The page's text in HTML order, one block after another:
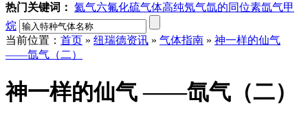
热门关键词： 氦气六氟化硫气体高纯氖气氙的同位素氙气甲
烷
当前位置： 首页 » 纽瑞德资讯 » 气体指南 » 神一样的仙气
——氙气（二）
神一样的仙气 ——氙气（二）